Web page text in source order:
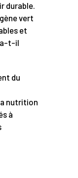
durable.
vert
et
a-t-il
du
nutrition
à